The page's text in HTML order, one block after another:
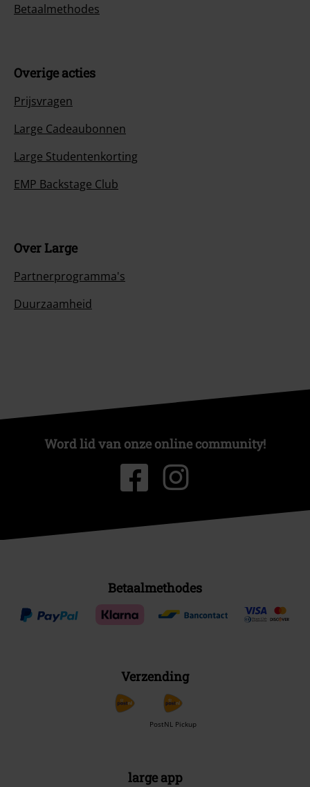
Betaalmethodes
Overige acties
Prijsvragen
Large Cadeaubonnen
Large Studentenkorting
EMP Backstage Club
Over Large
Partnerprogramma's
Duurzaamheid
Word lid van onze online community!
Betaalmethodes
Verzending
PostNL Pickup
large app